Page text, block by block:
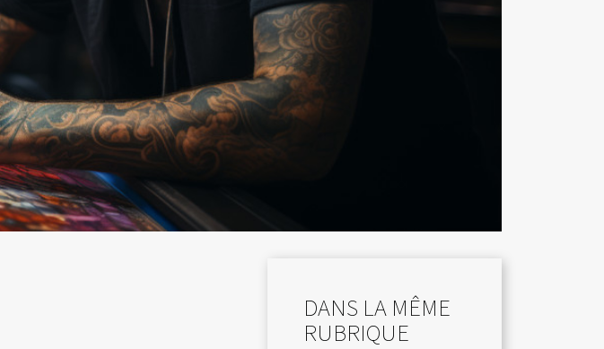
DANS LA MÊME
RUBRIQUE